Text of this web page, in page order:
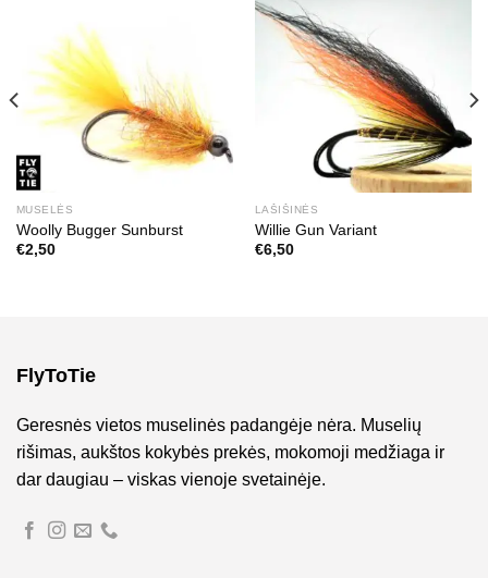
MUSELĖS
Woolly Bugger Sunburst
€2,50
LAŠIŠINĖS
Willie Gun Variant
€6,50
FlyToTie
Geresnės vietos muselinės padangėje nėra. Muselių
rišimas, aukštos kokybės prekės, mokomoji medžiaga ir
dar daugiau – viskas vienoje svetainėje.